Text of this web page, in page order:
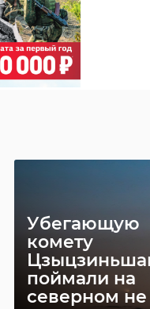
Убегающую
комету
поймали на
северном не